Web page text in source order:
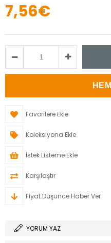
7,56€
Favorilere Ekle
Koleksiyona Ekle
İstek Listeme Ekle
Karşılaştır
Fiyat Düşünce Haber Ver
YORUM YAZ